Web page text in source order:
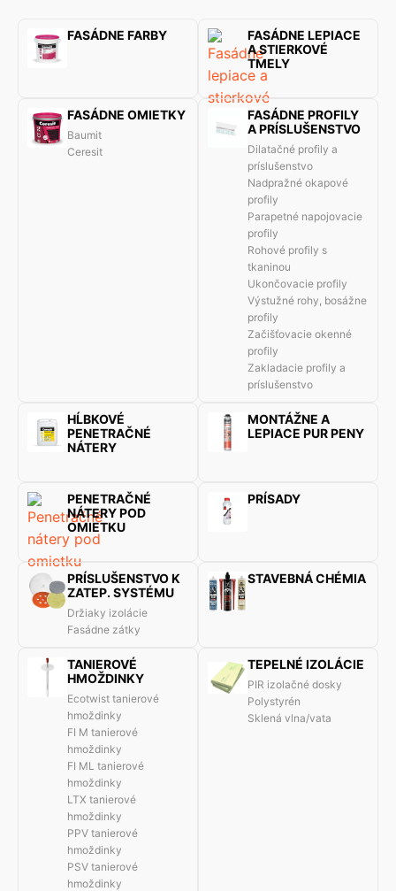
FASÁDNE FARBY
FASÁDNE LEPIACE
A STIERKOVÉ
TMELY
FASÁDNE OMIETKY
Baumit
Ceresit
FASÁDNE PROFILY
A PRÍSLUŠENSTVO
Dilatačné profily a
príslušenstvo
Nadpražné okapové
profily
Parapetné napojovacie
profily
Rohové profily s
tkaninou
Ukončovacie profily
Výstužné rohy, bosážne
profily
Začišťovacie okenné
profily
Zakladacie profily a
príslušenstvo
HĹBKOVÉ
PENETRAČNÉ
NÁTERY
MONTÁŽNE A
LEPIACE PUR PENY
PENETRAČNÉ
NÁTERY POD
OMIETKU
PRÍSADY
PRÍSLUŠENSTVO K
ZATEP. SYSTÉMU
Držiaky izolácie
Fasádne zátky
STAVEBNÁ CHÉMIA
TANIEROVÉ
HMOŽDINKY
Ecotwist tanierové
hmoždinky
FI M tanierové
hmoždinky
FI ML tanierové
hmoždinky
LTX tanierové
hmoždinky
PPV tanierové
hmoždinky
PSV tanierové
hmoždinky
TEPELNÉ IZOLÁCIE
PIR izolačné dosky
Polystyrén
Sklená vlna/vata